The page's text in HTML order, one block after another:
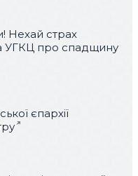
Нехай страх
УГКЦ про спадщину
єпархії